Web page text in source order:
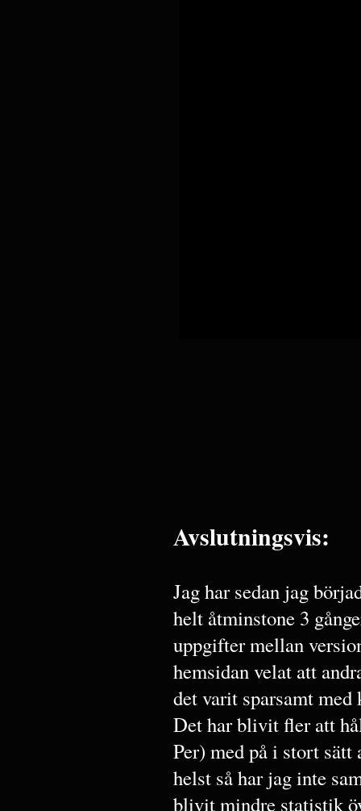
Avslutningsvis:
Jag har sedan jag
helt åtminstone 3
uppgifter mellan
hemsidan velat att
det varit sparsamt med
Det har blivit fler att
Per) med på i stort
helst så har jag inte
blivit mindre statistik